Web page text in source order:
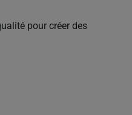
pour créer des